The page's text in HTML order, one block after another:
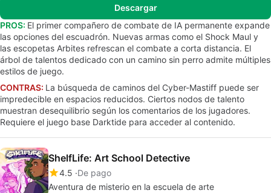
Descargar
PROS: El primer compañero de combate de IA permanente expande
las opciones del escuadrón. Nuevas armas como el Shock Maul y
las escopetas Arbites refrescan el combate a corta distancia. El
árbol de talentos dedicado con un camino sin perro admite múltiples
estilos de juego.
CONTRAS: La búsqueda de caminos del Cyber-Mastiff puede ser
impredecible en espacios reducidos. Ciertos nodos de talento
muestran desequilibrio según los comentarios de los jugadores.
Requiere el juego base Darktide para acceder al contenido.
ShelfLife: Art School Detective
4.5 De pago
Aventura de misterio en la escuela de arte